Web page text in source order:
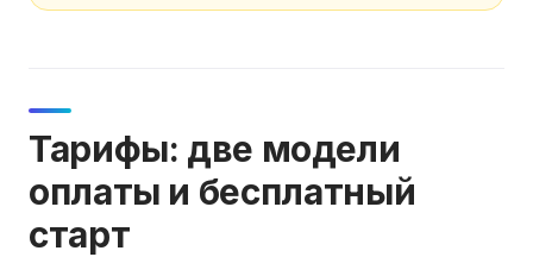
Тарифы: две модели
оплаты и бесплатный
старт